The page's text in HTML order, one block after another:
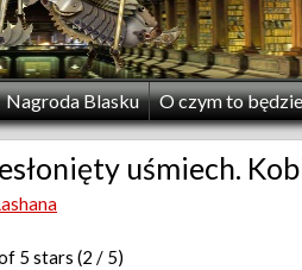
Nagroda Blasku O czym to będzie
uśmiech.
(2 / 5)